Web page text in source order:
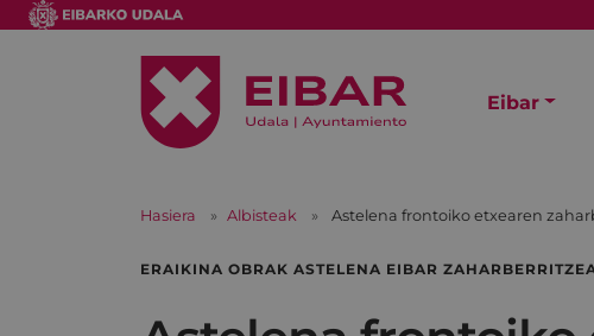
Eibar
Hasiera Albisteak Astelena frontoiko etxearen
ERAIKINA OBRAK ASTELENA EIBAR